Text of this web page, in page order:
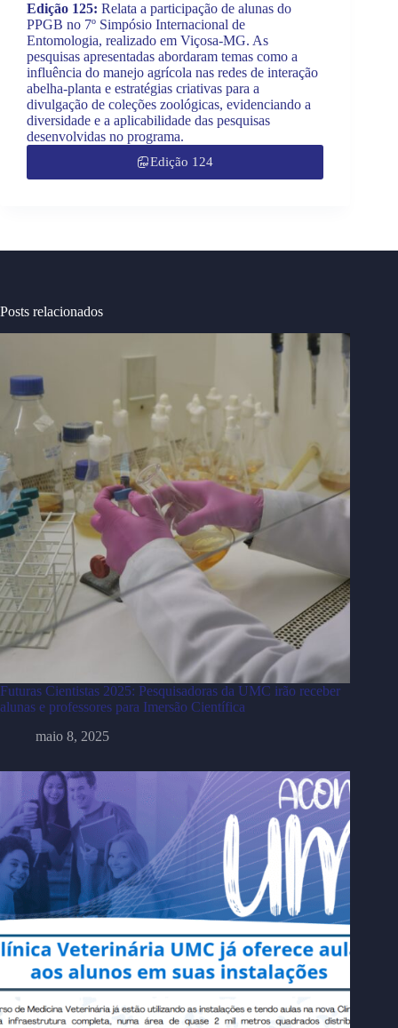
Edição 125: Relata a participação de alunas do
PPGB no 7º Simpósio Internacional de
Entomologia, realizado em Viçosa-MG. As
pesquisas apresentadas abordaram temas como a
influência do manejo agrícola nas redes de interação
abelha-planta e estratégias criativas para a
divulgação de coleções zoológicas, evidenciando a
diversidade e a aplicabilidade das pesquisas
desenvolvidas no programa.​
Edição 124
Posts relacionados
Futuras Cientistas 2025: Pesquisadoras da UMC irão receber
alunas e professores para Imersão Científica
maio 8, 2025